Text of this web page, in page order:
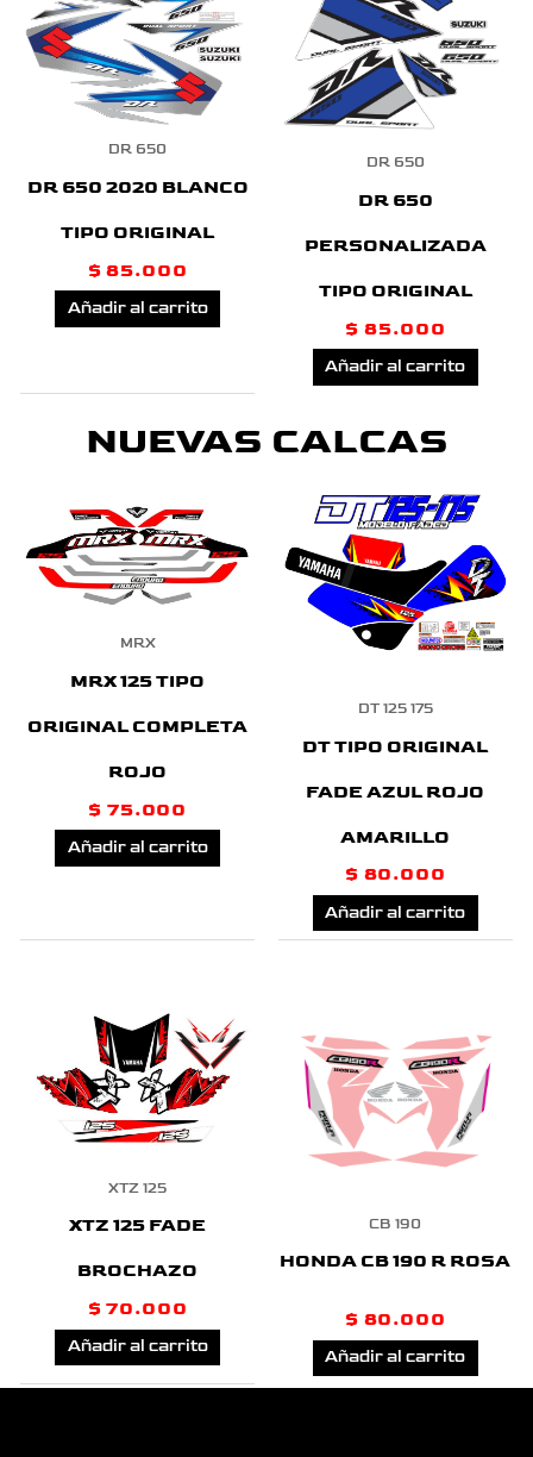
DR 650
DR 650 2020 BLANCO
TIPO ORIGINAL
$ 85.000
Añadir al carrito
DR 650
DR 650
PERSONALIZADA
TIPO ORIGINAL
$ 85.000
Añadir al carrito
NUEVAS CALCAS
MRX
MRX 125 TIPO
ORIGINAL COMPLETA
ROJO
$ 75.000
Añadir al carrito
DT 125 175
DT TIPO ORIGINAL
FADE AZUL ROJO
AMARILLO
$ 80.000
Añadir al carrito
XTZ 125
XTZ 125 FADE
BROCHAZO
$ 70.000
Añadir al carrito
CB 190
HONDA CB 190 R ROSA
$ 80.000
Añadir al carrito